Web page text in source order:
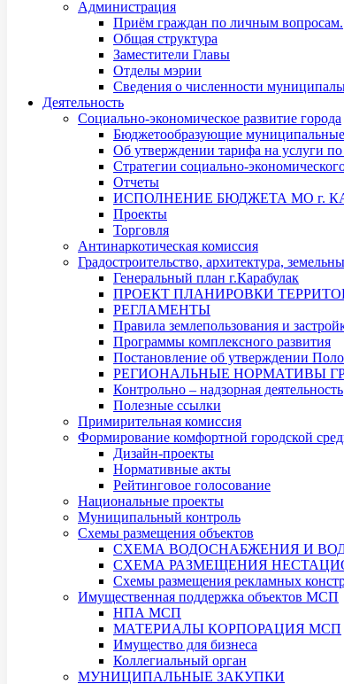
Администрация
Приём граждан по личным вопросам.
Общая структура
Заместители Главы
Отделы мэрии
Сведения о численности
Деятельность
Социально-экономическое развитие города
Бюджетообразующие
Об утверждении тарифа на услуги
Стратегии социально-
Отчеты
ИСПОЛНЕНИЕ БЮДЖЕТА МО г.
Проекты
Торговля
Антинаркотическая комиссия
Градостроительство, архитектура,
Генеральный план г.Карабулак
ПРОЕКТ ПЛАНИРОВКИ
РЕГЛАМЕНТЫ
Правила землепользования и
Программы комплексного развития
Постановление об утверждении
РЕГИОНАЛЬНЫЕ НОРМАТИВЫ
Контрольно – надзорная деятельность
Полезные ссылки
Примирительная комиссия
Формирование комфортной городской
Дизайн-проекты
Нормативные акты
Рейтинговое голосование
Национальные проекты
Муниципальный контроль
Схемы размещения объектов
СХЕМА ВОДОСНАБЖЕНИЯ И
СХЕМА РАЗМЕЩЕНИЯ
Схемы размещения рекламных
Имущественная поддержка объектов МСП
НПА МСП
МАТЕРИАЛЫ КОРПОРАЦИЯ МСП
Имущество для бизнеса
Коллегиальный орган
МУНИЦИПАЛЬНЫЕ ЗАКУПКИ